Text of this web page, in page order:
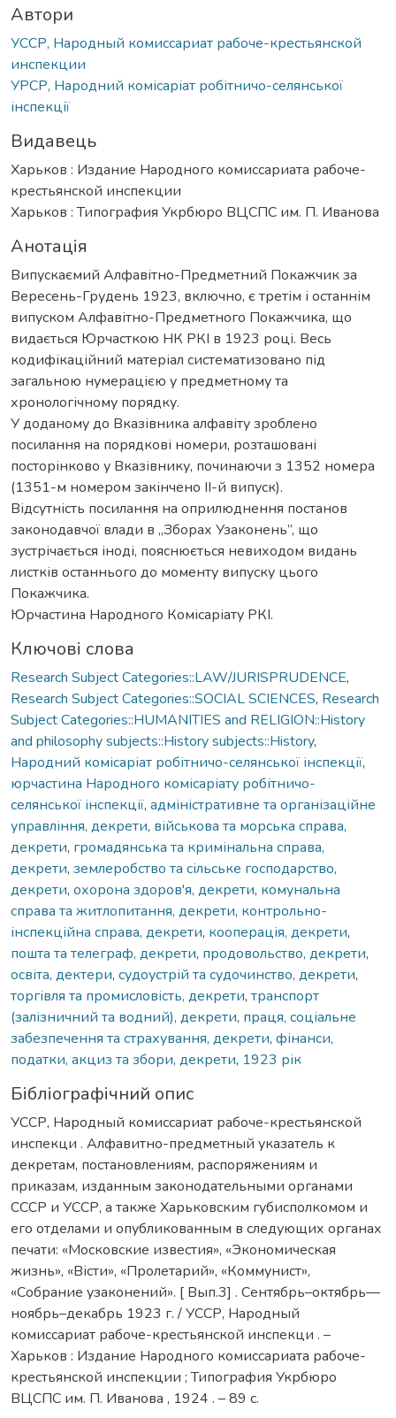
Автори
УССР, Народный комиссариат рабоче-крестьянской
инспекции
УРСР, Народний комісаріат робітничо-селянської
інспекції
Видавець
Харьков : Издание Народного комиссариата рабоче-
крестьянской инспекции
Харьков : Типография Укрбюро ВЦСПС им. П. Иванова
Анотація
Випускаємий Алфавітно-Предметний Покажчик за
Вересень-Грудень 1923, включно, є третім і останнім
випуском Алфавітно-Предметного Покажчика, що
видається Юрчасткою НК РКІ в 1923 році. Весь
кодифікаційний матеріал систематизовано під
загальною нумерацією у предметному та
хронологічному порядку.
У доданому до Вказівника алфавіту зроблено
посилання на порядкові номери, розташовані
посторінково у Вказівнику, починаючи з 1352 номера
(1351-м номером закінчено II-й випуск).
Відсутність посилання на оприлюднення постанов
законодавчої влади в „Зборах Узаконень”, що
зустрічається іноді, пояснюється невиходом видань
листків останнього до моменту випуску цього
Покажчика.
Юрчастина Народного Комісаріату РКІ.
Ключові слова
Research Subject Categories::LAW/JURISPRUDENCE,
Research Subject Categories::SOCIAL SCIENCES, Research
Subject Categories::HUMANITIES and RELIGION::History
and philosophy subjects::History subjects::History,
Народний комісаріат робітничо-селянської інспекції,
юрчастина Народного комісаріату робітничо-
селянської інспекції, адміністративне та організаційне
управління, декрети, військова та морська справа,
декрети, громадянська та кримінальна справа,
декрети, землеробство та сільське господарство,
декрети, охорона здоров'я, декрети, комунальна
справа та житлопитання, декрети, контрольно-
інспекційна справа, декрети, кооперація, декрети,
пошта та телеграф, декрети, продовольство, декрети,
освіта, дектери, судоустрій та судочинство, декрети,
торгівля та промисловість, декрети, транспорт
(залізничний та водний), декрети, праця, соціальне
забезпечення та страхування, декрети, фінанси,
податки, акциз та збори, декрети, 1923 рік
Бібліографічний опис
УССР, Народный комиссариат рабоче-крестьянской
инспекци . Алфавитно-предметный указатель к
декретам, постановлениям, распоряжениям и
приказам, изданным законодательными органами
СССР и УССР, а также Харьковским губисполкомом и
его отделами и опубликованным в следующих органах
печати: «Московские известия», «Экономическая
жизнь», «Вісти», «Пролетарий», «Коммунист»,
«Собрание узаконений». [ Вып.3] . Сентябрь–октябрь—
ноябрь–декабрь 1923 г. / УССР, Народный
комиссариат рабоче-крестьянской инспекци . –
Харьков : Издание Народного комиссариата рабоче-
крестьянской инспекции ; Типография Укрбюро
ВЦСПС им. П. Иванова , 1924 . – 89 с.